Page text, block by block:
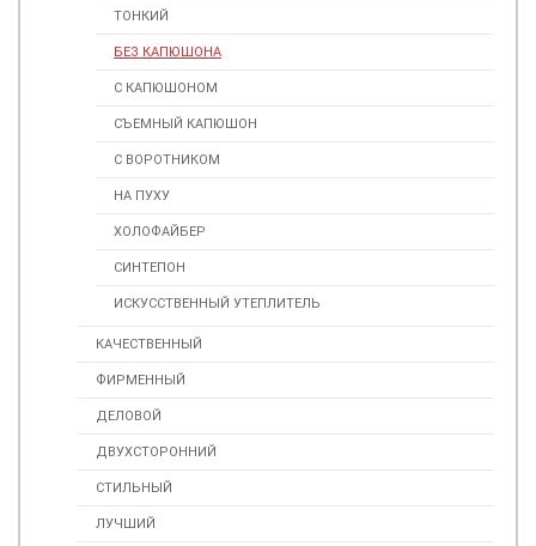
ТОНКИЙ
БЕЗ КАПЮШОНА
С КАПЮШОНОМ
СЪЕМНЫЙ КАПЮШОН
С ВОРОТНИКОМ
НА ПУХУ
ХОЛОФАЙБЕР
СИНТЕПОН
ИСКУСCТВЕННЫЙ УТЕПЛИТЕЛЬ
КАЧЕСТВЕННЫЙ
ФИРМЕННЫЙ
ДЕЛОВОЙ
ДВУХСТОРОННИЙ
СТИЛЬНЫЙ
ЛУЧШИЙ